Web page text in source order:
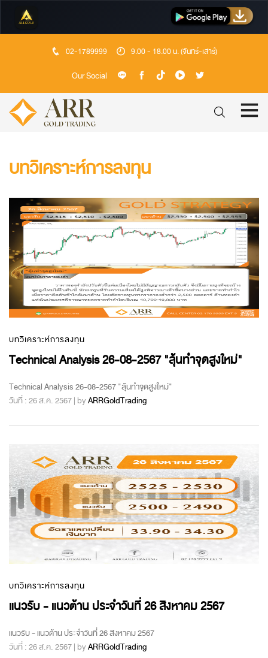
02-1789999 9.00 - 18.00 น. (จันทร์-เสาร์)
Our Social
บทวิเคราะห์การลงทุน
บทวิเคราะห์การลงทุน
Technical Analysis 26-08-2567 "ลุ้นทำจุดสูงใหม่"
Technical Analysis 26-08-2567 "ลุ้นทำจุดสูงใหม่"
วันที่ : 26 ส.ค. 2567 | byARRGoldTrading
บทวิเคราะห์การลงทุน
แนวรับ - แนวต้าน ประจำวันที่ 26 สิงหาคม 2567
แนวรับ - แนวต้าน ประจำวันที่ 26 สิงหาคม 2567
วันที่ : 26 ส.ค. 2567 | byARRGoldTrading